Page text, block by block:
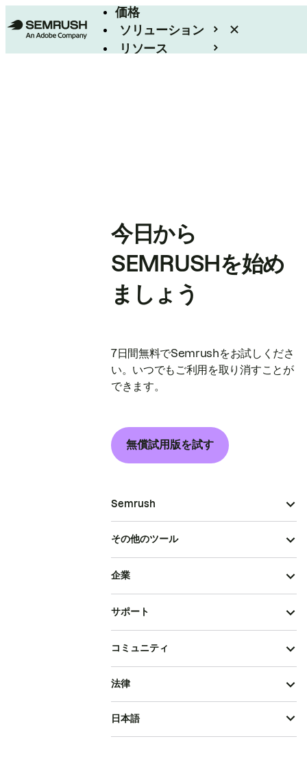
価格
ソリューション
リソース
今日から
SEMRUSHを始め
ましょう
7日間無料でSemrushをお試しくださ
い。いつでもご利用を取り消すことが
できます。
無償試用版を試す
Semrush
その他のツール
企業
サポート
コミュニティ
法律
日本語